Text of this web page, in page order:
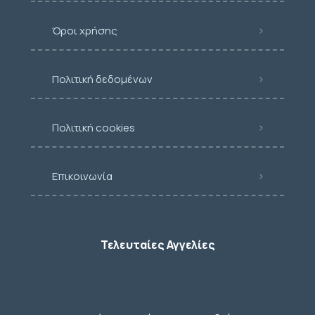
Όροι χρήσης
Πολιτική δεδομένων
Πολιτική cookies
Επικοινωνία
Τελευταίες Αγγελίες